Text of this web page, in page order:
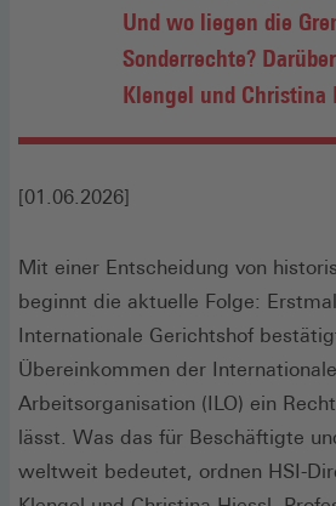
Und wo liegen die
Sonderrechte?
Klengel und Christina
[01.06.2026]
Mit einer Entscheidung von
beginnt die aktuelle Folge:
Internationale Gerichtshof
Übereinkommen der
Arbeitsorganisation (ILO) ein
lässt. Was das für Beschäftigte
weltweit bedeutet, ordnen HSI-